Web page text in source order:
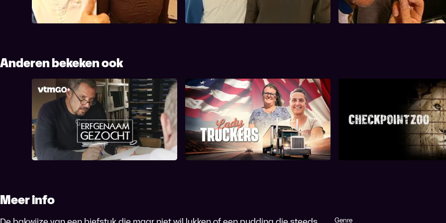
Anderen bekeken ook
Erfgenaam Gezocht Lady Truckers Checkpoint
Meer info
Genre